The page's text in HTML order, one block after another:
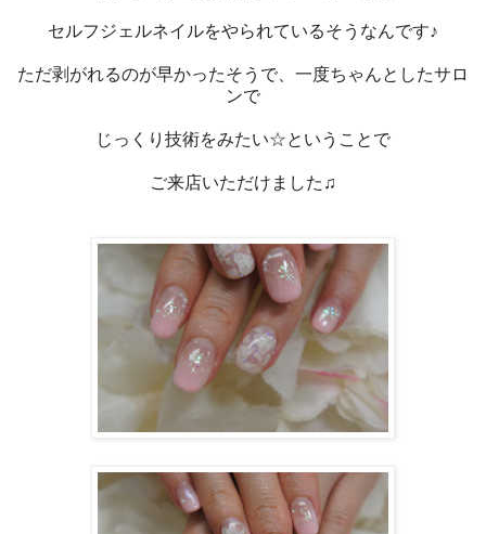
セルフジェルネイルをやられているそうなんです♪
ただ剥がれるのが早かったそうで、一度ちゃんとしたサロ
ンで
じっくり技術をみたい☆ということで
ご来店いただけました♫